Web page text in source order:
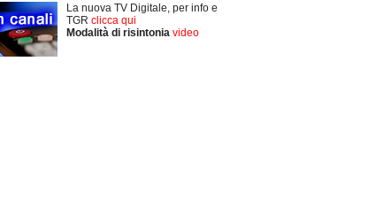
La nuova TV Digitale, per info e
TGR clicca qui
Modalità di risintonia video